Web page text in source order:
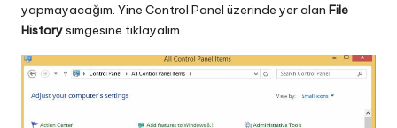
yapmayacağım. Yine Control Panel üzerinde yer alan File
Historysimgesine tıklayalım.